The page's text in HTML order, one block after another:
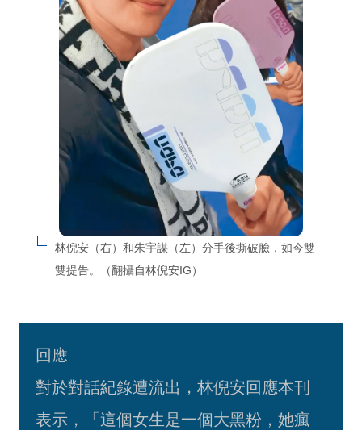
林倪安（右）和朱宇謀（左）分手後撕破臉，如今雙
雙提告。（翻攝自林倪安IG）
回應
對於對話紀錄遭流出，林倪安回應本刊
表示，「這個女生是一個大黑粉，她瘋